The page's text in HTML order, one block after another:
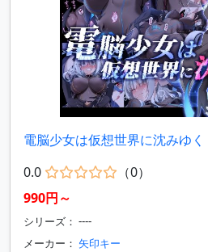
電脳少女は仮想世界に沈みゆく
0.0
（0）
990円～
シリーズ： ----
メーカー： 矢印キー